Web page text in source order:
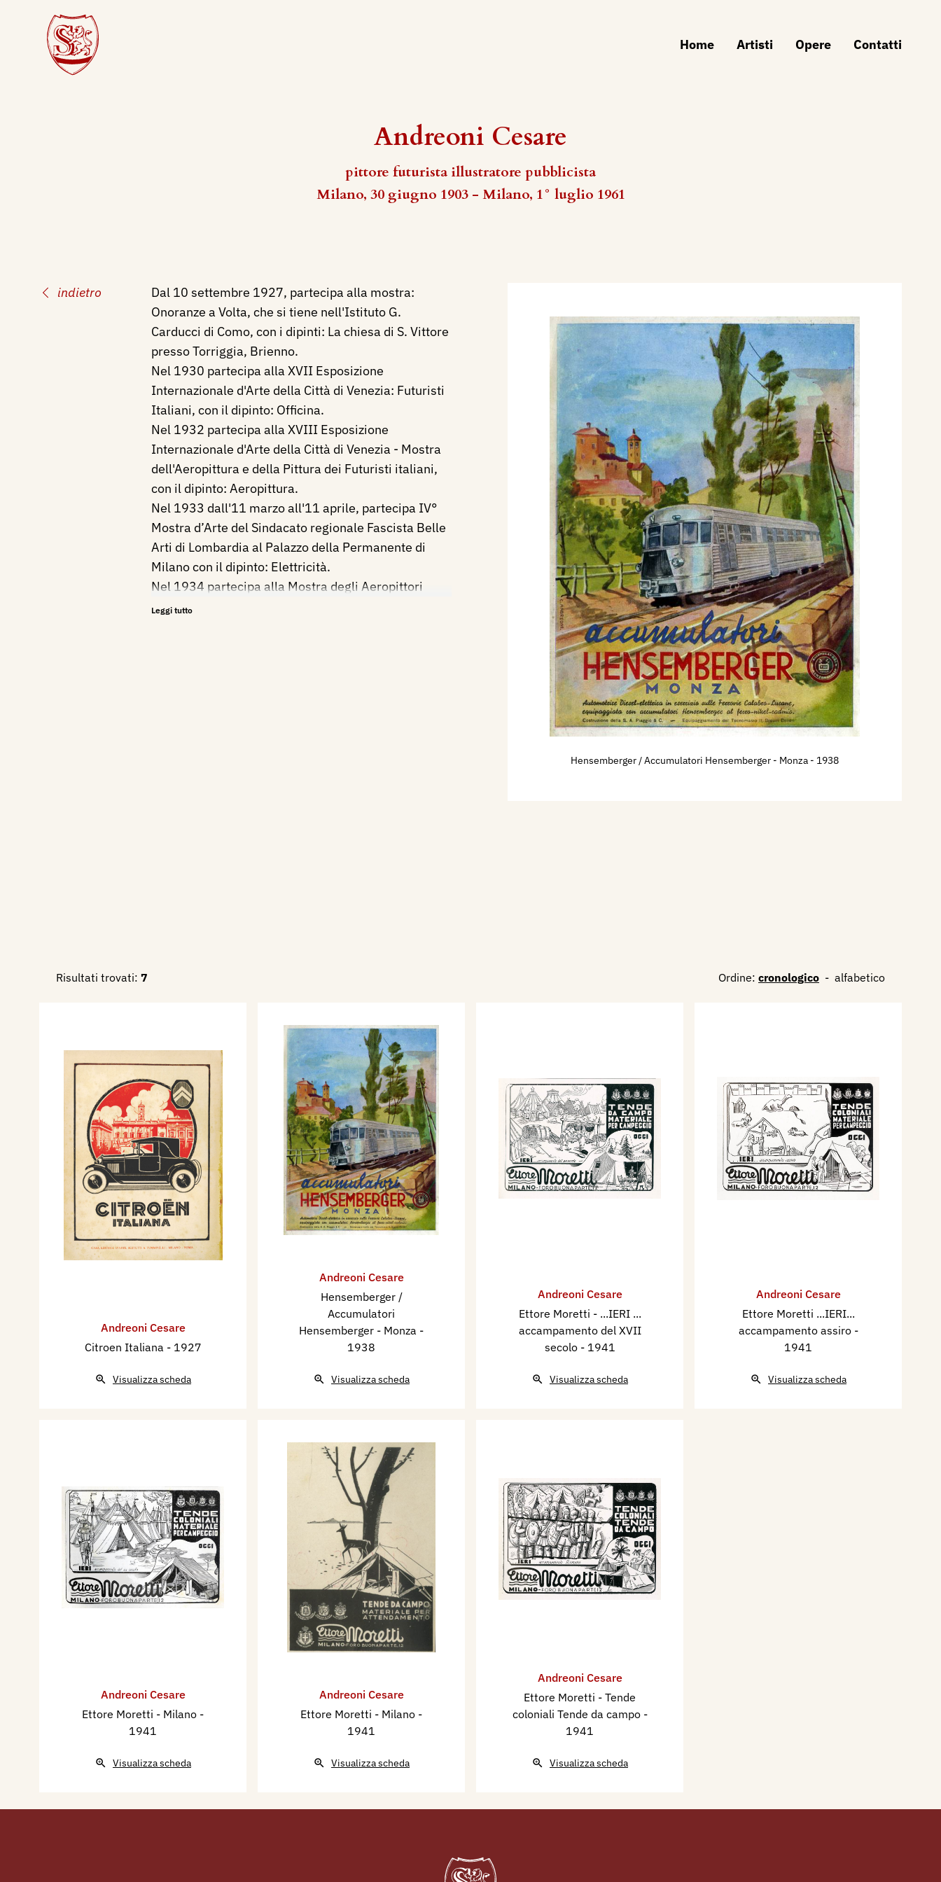
Home Artisti Opere Contatti
Andreoni Cesare
pittore futurista illustratore pubblicista
Milano, 30 giugno 1903 - Milano, 1° luglio 1961
indietro
Hensemberger / Accumulatori Hensemberger - Monza - 1938
Dal 10 settembre 1927, partecipa alla mostra:
Onoranze a Volta, che si tiene nell'Istituto G.
Carducci di Como, con i dipinti: La chiesa di S. Vittore
presso Torriggia, Brienno.
Nel 1930 partecipa alla XVII Esposizione
Internazionale d'Arte della Città di Venezia: Futuristi
Italiani, con il dipinto: Officina.
Nel 1932 partecipa alla XVIII Esposizione
Internazionale d'Arte della Città di Venezia - Mostra
dell'Aeropittura e della Pittura dei Futuristi italiani,
con il dipinto: Aeropittura.
Nel 1933 dall'11 marzo all'11 aprile, partecipa IV°
Mostra d’Arte del Sindacato regionale Fascista Belle
Arti di Lombardia al Palazzo della Permanente di
Milano con il dipinto: Elettricità.
Nel 1934 partecipa alla Mostra degli Aeropittori
Futuristi Italiani - XIX Esposizione Biennale
Leggi tutto
Risultati trovati: 7 Ordine: cronologico - alfabetico
Andreoni Cesare
Citroen Italiana - 1927
Visualizza scheda
Andreoni Cesare
Hensemberger /
Accumulatori
Hensemberger - Monza -
1938
Visualizza scheda
Andreoni Cesare
Ettore Moretti - ...IERI ...
accampamento del XVII
secolo - 1941
Visualizza scheda
Andreoni Cesare
Ettore Moretti ...IERI...
accampamento assiro -
1941
Visualizza scheda
Andreoni Cesare
Ettore Moretti - Milano -
1941
Visualizza scheda
Andreoni Cesare
Ettore Moretti - Milano -
1941
Visualizza scheda
Andreoni Cesare
Ettore Moretti - Tende
coloniali Tende da campo -
1941
Visualizza scheda